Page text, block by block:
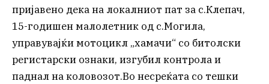
пријавено дека на локалниот пат за с.Клепач,
15-годишен малолетник од с.Могила,
управувајќи мотоцикл „хамачи“ со битолски
регистарски ознаки, изгубил контрола и
паднал на коловозот.Во несреќата со тешки